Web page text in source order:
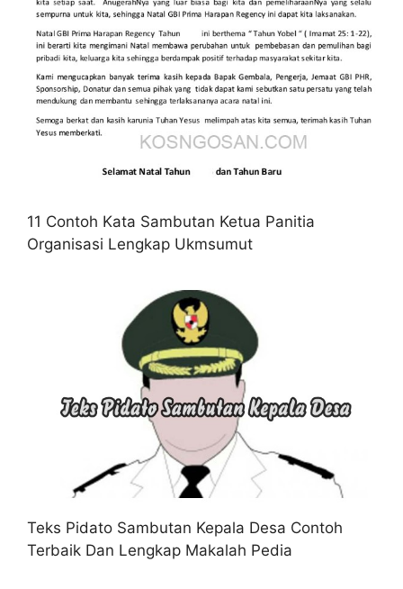
11 Contoh Kata Sambutan Ketua Panitia
Organisasi Lengkap Ukmsumut
Teks Pidato Sambutan Kepala Desa Contoh
Terbaik Dan Lengkap Makalah Pedia